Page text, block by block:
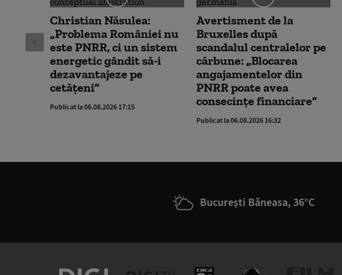
Christian Năsulea:
„Problema României nu
este PNRR, ci un sistem
energetic gândit să-i
dezavantajeze pe
cetățeni”
Publicat la 06.08.2026 17:15
Avertisment de la
Bruxelles după
scandalul centralelor pe
cărbune: „Blocarea
angajamentelor din
PNRR poate avea
consecințe financiare”
Publicat la 06.08.2026 16:32
București Băneasa, 36°C